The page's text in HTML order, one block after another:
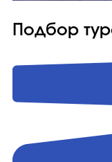
Подбор